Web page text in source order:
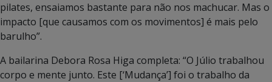
pilates, ensaiamos bastante para não nos machucar. Mas o
impacto [que causamos com os movimentos] é mais pelo
barulho”.
A bailarina Debora Rosa Higa completa: “O Júlio trabalhou
corpo e mente junto. Este [‘Mudança’] foi o trabalho da